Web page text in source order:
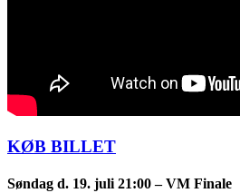
KØB BILLET
Søndag d. 19. juli 21:00 – VM Finale